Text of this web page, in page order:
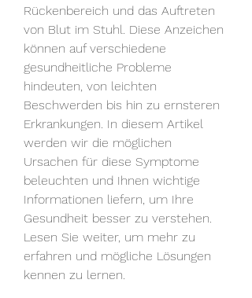
Rückenbereich und das Auftreten
von Blut im Stuhl. Diese Anzeichen
können auf verschiedene
gesundheitliche Probleme
hindeuten, von leichten
Beschwerden bis hin zu ernsteren
Erkrankungen. In diesem Artikel
werden wir die möglichen
Ursachen für diese Symptome
beleuchten und Ihnen wichtige
Informationen liefern, um Ihre
Gesundheit besser zu verstehen.
Lesen Sie weiter, um mehr zu
erfahren und mögliche Lösungen
kennen zu lernen.